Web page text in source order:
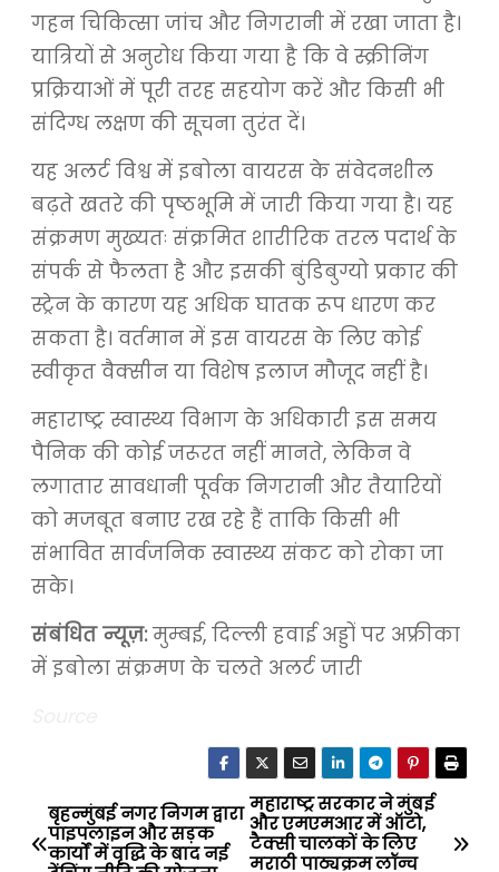
गहन चिकित्सा जांच और निगरानी में रखा जाता है।
यात्रियों से अनुरोध किया गया है कि वे स्क्रीनिंग
प्रक्रियाओं में पूरी तरह सहयोग करें और किसी भी
संदिग्ध लक्षण की सूचना तुरंत दें।
यह अलर्ट विश्व में इबोला वायरस के संवेदनशील
बढ़ते खतरे की पृष्ठभूमि में जारी किया गया है। यह
संक्रमण मुख्यतः संक्रमित शारीरिक तरल पदार्थ के
संपर्क से फैलता है और इसकी बुंडिबुग्यो प्रकार की
स्ट्रेन के कारण यह अधिक घातक रूप धारण कर
सकता है। वर्तमान में इस वायरस के लिए कोई
स्वीकृत वैक्सीन या विशेष इलाज मौजूद नहीं है।
महाराष्ट्र स्वास्थ्य विभाग के अधिकारी इस समय
पैनिक की कोई जरूरत नहीं मानते, लेकिन वे
लगातार सावधानी पूर्वक निगरानी और तैयारियों
को मजबूत बनाए रख रहे हैं ताकि किसी भी
संभावित सार्वजनिक स्वास्थ्य संकट को रोका जा
सके।
संबंधित न्यूज़:मुम्बई, दिल्ली हवाई अड्डों पर अफ्रीका
में इबोला संक्रमण के चलते अलर्ट जारी
P
o
महाराष्ट्र सरकार ने मुंबई
और एमएमआर में ऑटो,
टैक्सी चालकों के लिए
मराठी पाठ्यक्रम लॉन्च
बृहन्मुंबई नगर निगम द्वारा
पाइपलाइन और सड़क
कार्यों में वृद्धि के बाद नई